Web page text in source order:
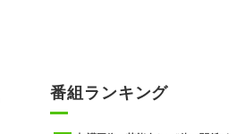
番組ランキング